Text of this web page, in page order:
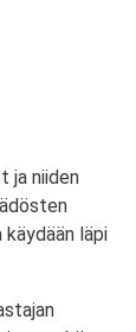
ja niiden
läpi